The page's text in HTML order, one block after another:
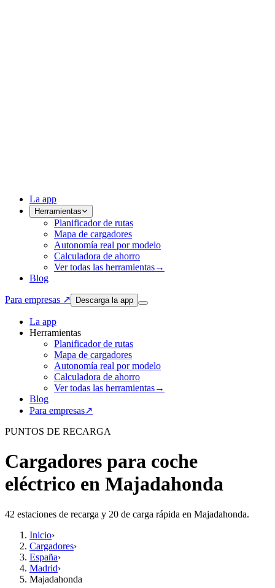
La app
Herramientas
Planificador de rutas
Mapa de cargadores
Autonomía real por modelo
Calculadora de ahorro
Ver todas las herramientas→
Blog
Para empresas ↗ Descarga la app
La app
Herramientas
Planificador de rutas
Mapa de cargadores
Autonomía real por modelo
Calculadora de ahorro
Ver todas las herramientas→
Blog
Para empresas↗
PUNTOS DE RECARGA
Cargadores para coche
eléctrico en Majadahonda
42 estaciones de recarga y 20 de carga rápida en Majadahonda.
Inicio›
Cargadores›
España›
Madrid›
Majadahonda